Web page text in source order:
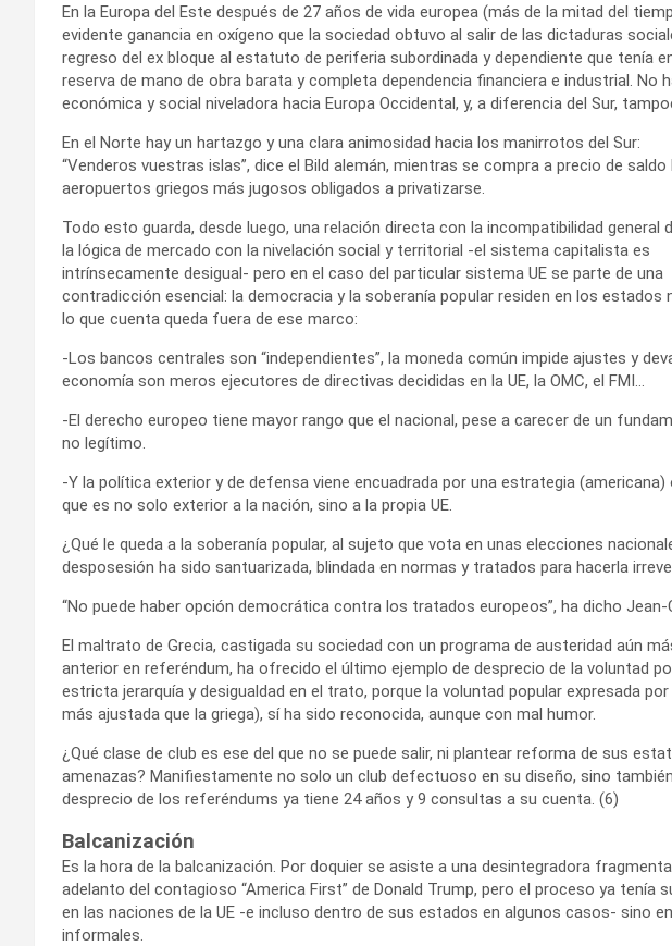
En la Europa del Este después de 27 años de vida europea (más de la mitad del
evidente ganancia en oxígeno que la sociedad obtuvo al salir de las dictaduras
regreso del ex bloque al estatuto de periferia subordinada y dependiente que tenía
reserva de mano de obra barata y completa dependencia financiera e industrial. No
económica y social niveladora hacia Europa Occidental, y, a diferencia del Sur,
En el Norte hay un hartazgo y una clara animosidad hacia los manirrotos del Sur:
“Venderos vuestras islas”, dice el Bild alemán, mientras se compra a precio de saldo
aeropuertos griegos más jugosos obligados a privatizarse.
Todo esto guarda, desde luego, una relación directa con la incompatibilidad general
la lógica de mercado con la nivelación social y territorial -el sistema capitalista es
intrínsecamente desigual- pero en el caso del particular sistema UE se parte de una
contradicción esencial: la democracia y la soberanía popular residen en los estados
lo que cuenta queda fuera de ese marco:
-Los bancos centrales son “independientes”, la moneda común impide ajustes y
economía son meros ejecutores de directivas decididas en la UE, la OMC, el FMI…
-El derecho europeo tiene mayor rango que el nacional, pese a carecer de un
no legítimo.
-Y la política exterior y de defensa viene encuadrada por una estrategia (americana)
que es no solo exterior a la nación, sino a la propia UE.
¿Qué le queda a la soberanía popular, al sujeto que vota en unas elecciones
desposesión ha sido santuarizada, blindada en normas y tratados para hacerla
“No puede haber opción democrática contra los tratados europeos”, ha dicho Jean-
El maltrato de Grecia, castigada su sociedad con un programa de austeridad aún
anterior en referéndum, ha ofrecido el último ejemplo de desprecio de la voluntad
estricta jerarquía y desigualdad en el trato, porque la voluntad popular expresada
más ajustada que la griega), sí ha sido reconocida, aunque con mal humor.
¿Qué clase de club es ese del que no se puede salir, ni plantear reforma de sus
amenazas? Manifiestamente no solo un club defectuoso en su diseño, sino
desprecio de los referéndums ya tiene 24 años y 9 consultas a su cuenta. (6)
Balcanización
Es la hora de la balcanización. Por doquier se asiste a una desintegradora
adelanto del contagioso “America First” de Donald Trump, pero el proceso ya tenía
en las naciones de la UE -e incluso dentro de sus estados en algunos casos- sino
informales.